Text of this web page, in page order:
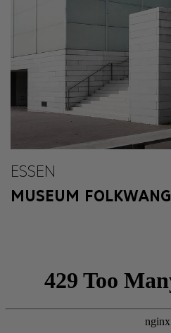
ESSEN
MUSEUM FOLKWANG